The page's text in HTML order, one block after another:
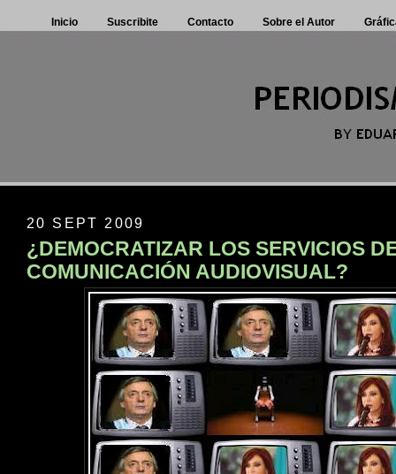
Inicio Suscribite Contacto Sobre el Autor
20 SEPT 2009
¿DEMOCRATIZAR LOS SERVICIOS
COMUNICACIÓN AUDIOVISUAL?